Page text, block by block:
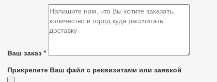
Ваш заказ *
Прикрепите Ваш файл с реквизитами или заявкой